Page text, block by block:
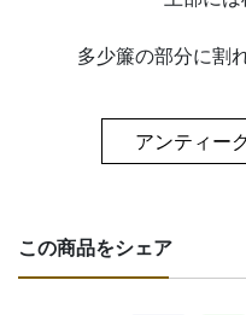
多少簾の部分に割
アンティ
この商品をシェア